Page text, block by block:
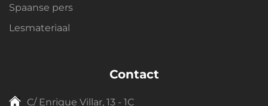
Spaanse pers
Lesmateriaal
Contact
C/ Enrique Villar, 13 - 1C